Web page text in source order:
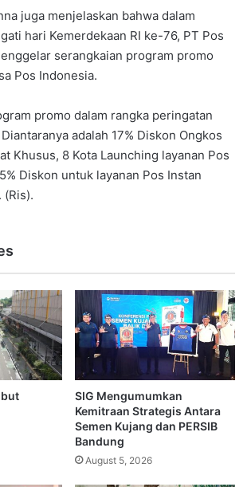
juga menjelaskan bahwa dalam
hari Kemerdekaan RI ke-76, PT Pos
serangkaian program promo
Pos Indonesia.
promo dalam rangka peringatan
adalah 17% Diskon Ongkos
Khusus, 8 Kota Launching layanan Pos
Diskon untuk layanan Pos Instan
(Ris).
SIG Mengumumkan
Kemitraan Strategis Antara
Semen Kujang dan PERSIB
Bandung
August 5, 2026